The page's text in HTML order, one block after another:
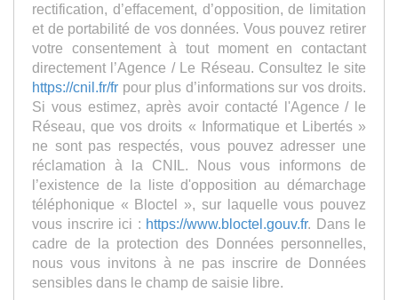
rectification, d’effacement, d’opposition, de limitation
et de portabilité de vos données. Vous pouvez retirer
votre consentement à tout moment en contactant
directement l’Agence / Le Réseau. Consultez le site
https://cnil.fr/fr pour plus d’informations sur vos droits.
Si vous estimez, après avoir contacté l'Agence / le
Réseau, que vos droits « Informatique et Libertés »
ne sont pas respectés, vous pouvez adresser une
réclamation à la CNIL. Nous vous informons de
l’existence de la liste d'opposition au démarchage
téléphonique « Bloctel », sur laquelle vous pouvez
vous inscrire ici : https://www.bloctel.gouv.fr. Dans le
cadre de la protection des Données personnelles,
nous vous invitons à ne pas inscrire de Données
sensibles dans le champ de saisie libre.